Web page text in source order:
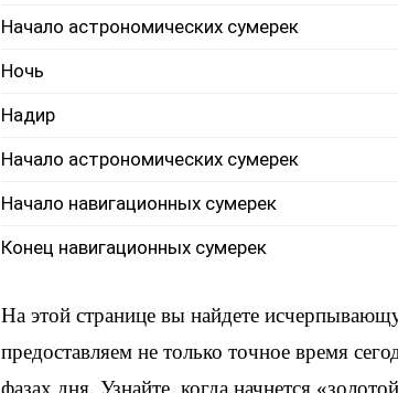
Начало астрономических сумерек
Ночь
Надир
Начало астрономических сумерек
Начало навигационных сумерек
Конец навигационных сумерек
На этой странице вы найдете
предоставляем не только точное время
фазах дня. Узнайте, когда начнется